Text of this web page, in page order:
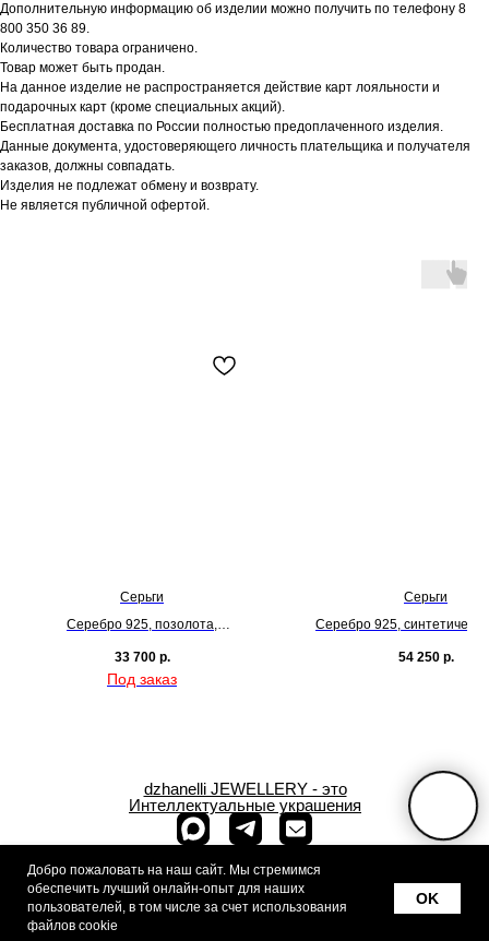
Дополнительную информацию об изделии можно получить по телефону 8
800 350 36 89.
Количество товара ограничено.
Товар может быть продан.
На данное изделие не распространяется действие карт лояльности и
подарочных карт (кроме специальных акций).
Бесплатная доставка по России полностью предоплаченного изделия.
Данные документа, удостоверяющего личность плательщика и получателя
заказов, должны совпадать.
Изделия не подлежат обмену и возврату.
Не является публичной офертой.
Серьги
Серебро 925, позолота,
33 700 р.
Серьги
Серебро 925,
54 250 р.
+7 (909) 933-
88-07
г.Москва,
ул.Спиридоновка, д.12
dzhanelli JEWELLERY - это
Интеллектуальные украшения
Добро пожаловать на наш сайт. Мы стремимся
обеспечить лучший онлайн-опыт для наших
пользователей, в том числе за счет использования
файлов cookie
OK